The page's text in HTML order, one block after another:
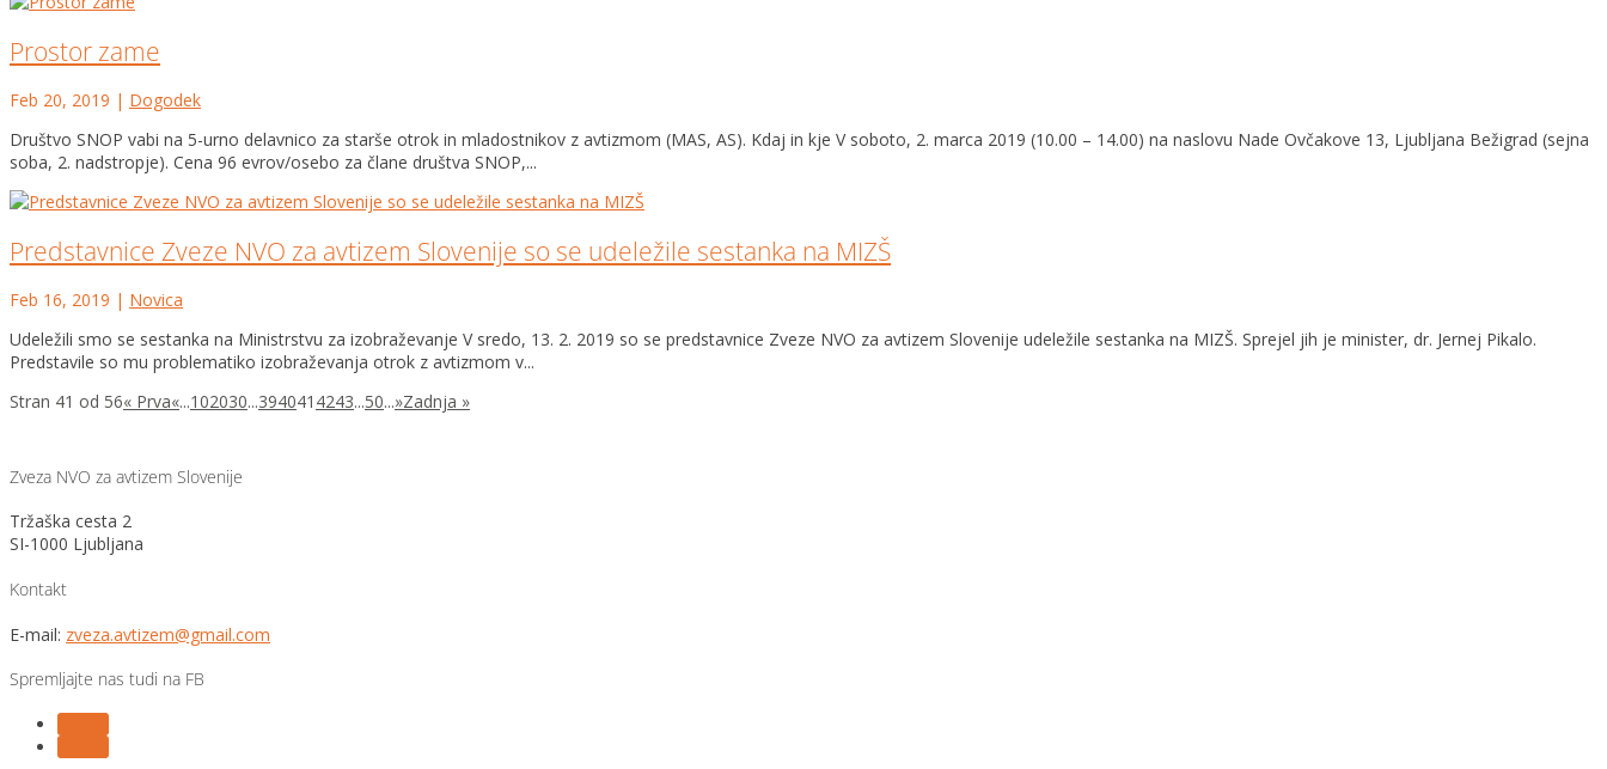
Prostor zame
Feb 20, 2019 | Dogodek
Društvo SNOP vabi na 5-urno delavnico za starše otrok in mladostnikov z avtizmom (MAS, AS). Kdaj in kje V soboto, 2. marca 2019 (10.00 – 14.00) na naslovu Nade Ovčakove 13, Ljubljana Bežigrad (sejna
soba, 2. nadstropje). Cena 96 evrov/osebo za člane društva SNOP,...
Predstavnice Zveze NVO za avtizem Slovenije so se udeležile sestanka na MIZŠ
Feb 16, 2019 | Novica
Udeležili smo se sestanka na Ministrstvu za izobraževanje V sredo, 13. 2. 2019 so se predstavnice Zveze NVO za avtizem Slovenije udeležile sestanka na MIZŠ. Sprejel jih je minister, dr. Jernej Pikalo.
Predstavile so mu problematiko izobraževanja otrok z avtizmom v...
Stran 41 od 56« Prva«...102030...394041 4243...50...»Zadnja »
Zveza NVO za avtizem Slovenije
Tržaška cesta 2
SI-1000 Ljubljana
Kontakt
E-mail: zveza.avtizem@gmail.com
Spremljajte nas tudi na FB